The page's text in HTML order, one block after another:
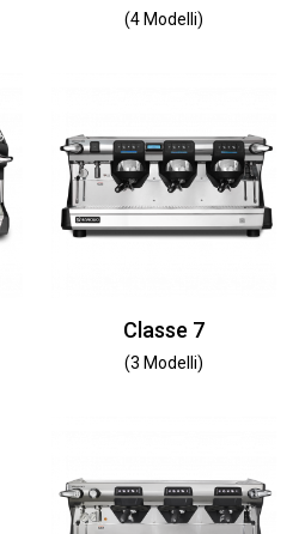
(4 Modelli)
Classe 7
(3 Modelli)